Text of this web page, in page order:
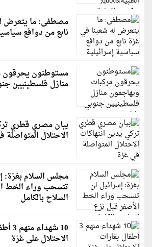
مصطفى: ما يتعرض
نابع من دوافع
مستوطنون يحرقون
منازل فلسطينيين
بيان مصري قطري
الاحتلال
مجلس السلام بغزة:
تنسحب وراء الخط
السلاح بالكامل
10
الاحتلال على غزة